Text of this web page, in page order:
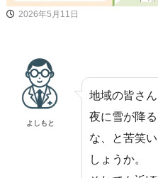
2026年5月11日
よしもと
地域の皆さ
夜に雪が降
な、と苦笑
しょうか。